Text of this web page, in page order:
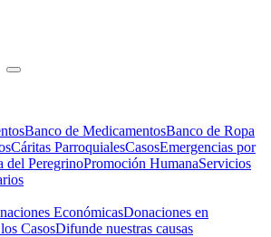
Banco de MedicamentosBanco de Ropa
Cáritas ParroquialesCasosEmergencias por
del PeregrinoPromoción HumanaServicios
EconómicasDonaciones en
CasosDifunde nuestras causas